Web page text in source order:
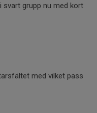
svart grupp nu med kort
med vilket pass